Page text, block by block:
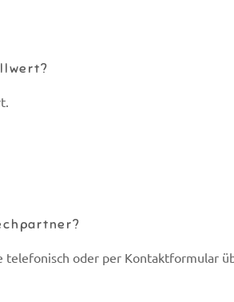
telefonisch oder per Kontaktformular